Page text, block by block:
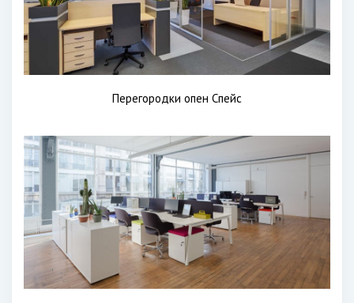
Перегородки опен Спейс